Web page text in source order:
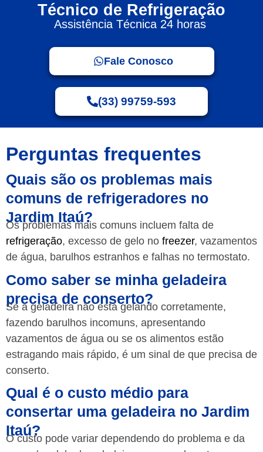
Técnico de Refrigeração
Assistência Técnica 24 horas
Fale Conosco
(33) 99759-593
Perguntas frequentes
Quais são os problemas mais
comuns de refrigeradores no
Jardim Itaú?
Os problemas mais comuns incluem falta de
refrigeração, excesso de gelo no freezer, vazamentos
de água, barulhos estranhos e falhas no termostato.
Como saber se minha geladeira
precisa de conserto?
Se a geladeira não está gelando corretamente,
fazendo barulhos incomuns, apresentando
vazamentos de água ou se os alimentos estão
estragando mais rápido, é um sinal de que precisa de
conserto.
Qual é o custo médio para
consertar uma geladeira no Jardim
Itaú?
O custo pode variar dependendo do problema e da